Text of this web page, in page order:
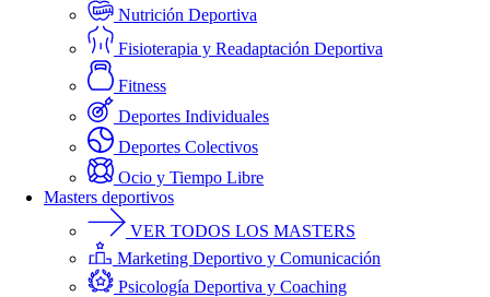
Nutrición Deportiva
Fisioterapia y Readaptación Deportiva
Fitness
Deportes Individuales
Deportes Colectivos
Ocio y Tiempo Libre
Masters deportivos
VER TODOS LOS MASTERS
Marketing Deportivo y Comunicación
Psicología Deportiva y Coaching